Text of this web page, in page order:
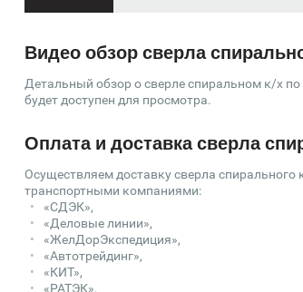
Видео обзор сверла
Детальный обзор о сверле спиральном к/х
будет доступен для просмотра.
Оплата и доставка сверла
Осуществляем доставку сверла
транспортными компаниями:
«СДЭК»,
«Деловые линии»,
«ЖелДорЭкспедиция»,
«Автотрейдинг»,
«КИТ»,
«РАТЭК»,